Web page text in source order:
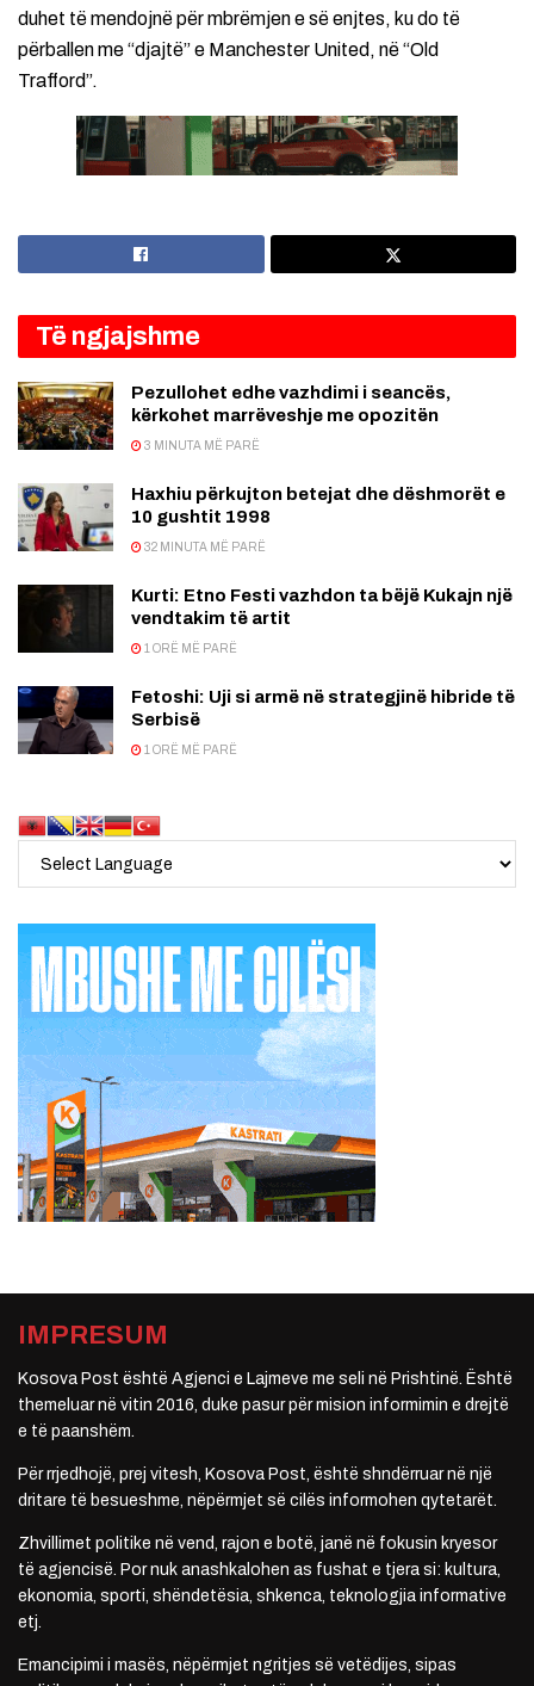
duhet të mendojnë për mbrëmjen e së enjtes, ku do të
përballen me “djajtë” e Manchester United, në “Old
Trafford”.
Të ngjajshme
Pezullohet edhe vazhdimi i seancës,
kërkohet marrëveshje me opozitën
3 MINUTA MË PARË
Haxhiu përkujton betejat dhe dëshmorët e
10 gushtit 1998
32 MINUTA MË PARË
Kurti: Etno Festi vazhdon ta bëjë Kukajn një
vendtakim të artit
1 ORË MË PARË
Fetoshi: Uji si armë në strategjinë hibride të
Serbisë
1 ORË MË PARË
IMPRESUM
Kosova Post është Agjenci e Lajmeve me seli në Prishtinë. Është
themeluar në vitin 2016, duke pasur për mision informimin e drejtë
e të paanshëm.
Për rrjedhojë, prej vitesh, Kosova Post, është shndërruar në një
dritare të besueshme, nëpërmjet së cilës informohen qytetarët.
Zhvillimet politike në vend, rajon e botë, janë në fokusin kryesor
të agjencisë. Por nuk anashkalohen as fushat e tjera si: kultura,
ekonomia, sporti, shëndetësia, shkenca, teknologjia informative
etj.
Emancipimi i masës, nëpërmjet ngritjes së vetëdijes, sipas